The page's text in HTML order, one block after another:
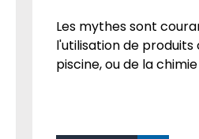
Les mythes sont
l'utilisation de produits
piscine, ou de la